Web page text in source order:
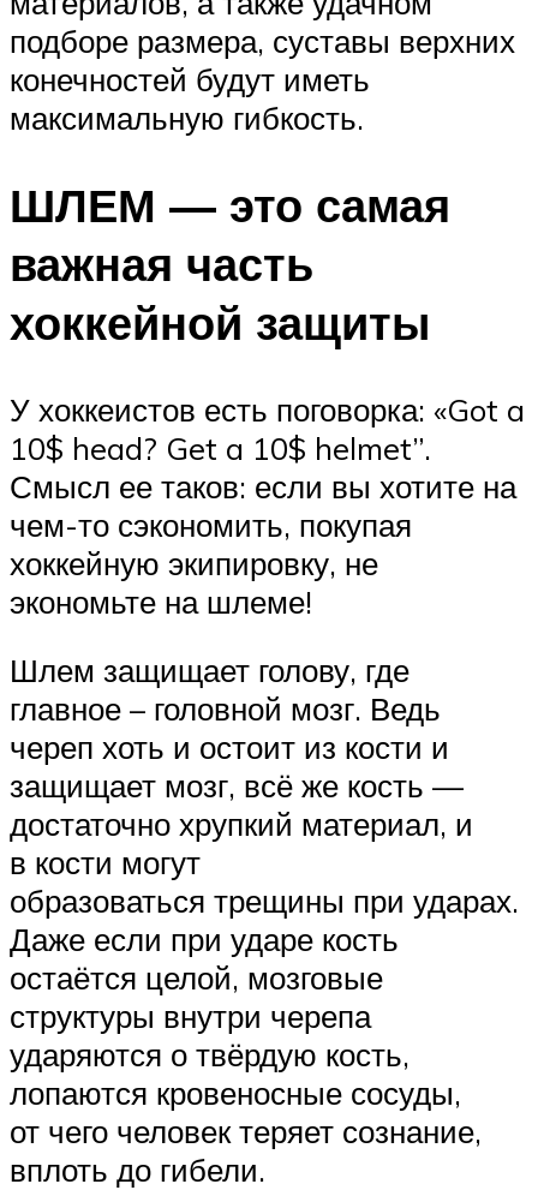
подборе размера, суставы верхних
конечностей будут иметь
максимальную гибкость.
ШЛЕМ — это самая
важная часть
хоккейной защиты
У хоккеистов есть поговорка: «Got a
10$ head? Get a 10$ helmet”.
Смысл ее таков: если вы хотите на
чем-то сэкономить, покупая
хоккейную экипировку, не
экономьте на шлеме!
Шлем защищает голову, где
главное – головной мозг. Ведь
череп хоть и остоит из кости и
защищает мозг, всё же кость —
достаточно хрупкий материал, и
в кости могут
образоваться трещины при ударах.
Даже если при ударе кость
остаётся целой, мозговые
структуры внутри черепа
ударяются о твёрдую кость,
лопаются кровеносные сосуды,
от чего человек теряет сознание,
вплоть до гибели.